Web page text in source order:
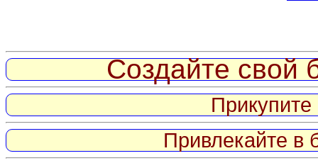
Создайте свой
Привлекайте в